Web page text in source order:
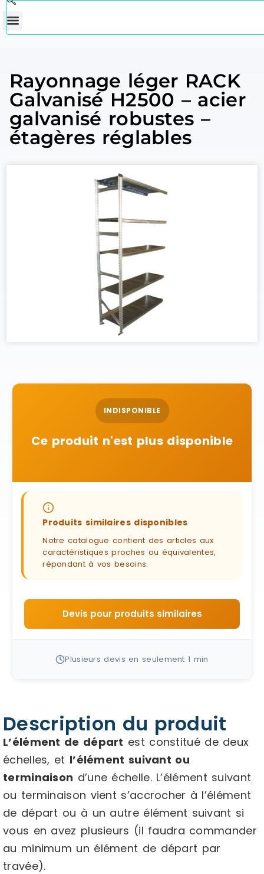
Rayonnage léger RACK
Galvanisé H2500 – acier
galvanisé robustes –
étagères réglables
INDISPONIBLE
Ce produit n'est plus disponible
Produits similaires disponibles
Notre catalogue contient des articles aux
caractéristiques proches ou équivalentes,
répondant à vos besoins.
Devis pour produits similaires
Plusieurs devis en seulement 1 min
Description du produit
L’élément de départ est constitué de deux
échelles, et l’élément suivant ou
terminaison d’une échelle. L’élément suivant
ou terminaison vient s’accrocher à l’élément
de départ ou à un autre élément suivant si
vous en avez plusieurs (il faudra commander
au minimum un élément de départ par
travée).